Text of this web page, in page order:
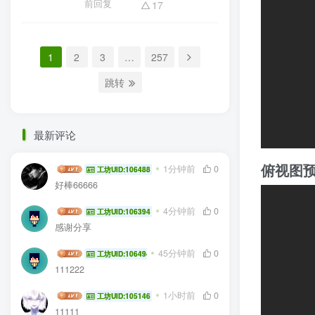
前回复 17
1 2 3 …
257
跳转
最新评论
waker 工坊UID:106488 1分钟前
0
好棒66666
yuan3421工坊UID:106394 4分钟前
0
感谢分享
gvsvi345uh工坊UID:106494 45分钟前
0
111222
wqx222 工坊UID:105146 1小时前
0
11111
俯视图